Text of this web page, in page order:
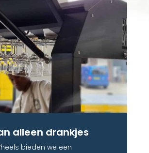
alleen drankjes
bieden we een